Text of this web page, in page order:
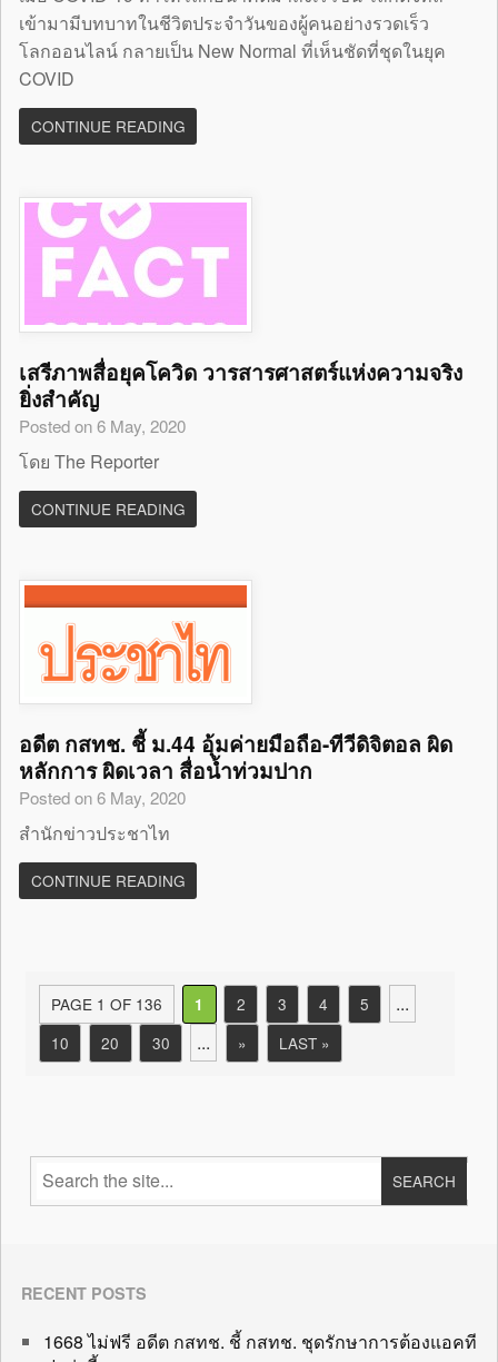
เข้ามามีบทบาทในชีวิตประจำวันของผู้คนอย่างรวดเร็ว
โลกออนไลน์ กลายเป็น New Normal ที่เห็นชัดที่ชุดในยุค
COVID
CONTINUE READING
เสรีภาพสื่อยุคโควิด วารสารศาสตร์แห่งความจริง
ยิ่งสำคัญ
Posted on 6 May, 2020
โดย The Reporter
CONTINUE READING
อดีต กสทช. ชี้ ม.44 อุ้มค่ายมือถือ-ทีวีดิจิตอล ผิด
หลักการ ผิดเวลา สื่อน้ำท่วมปาก
Posted on 6 May, 2020
สำนักข่าวประชาไท
CONTINUE READING
PAGE 1 OF 136 1 2 3 4 5 ...
10 20 30 ... » LAST »
RECENT POSTS
1668 ไม่ฟรี อดีต กสทช. ชี้ กสทช. ชุดรักษาการต้องแอคที